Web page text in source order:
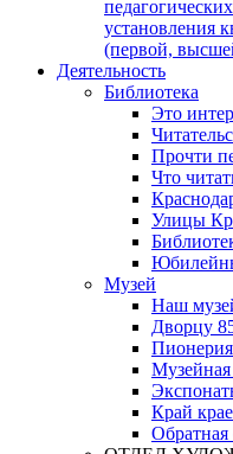
установления
(первой,
Деятельность
Библиотека
Это
Прочти
Что
Улицы
Музей
Наш
Дворцу
Музейная
Край
Обратная